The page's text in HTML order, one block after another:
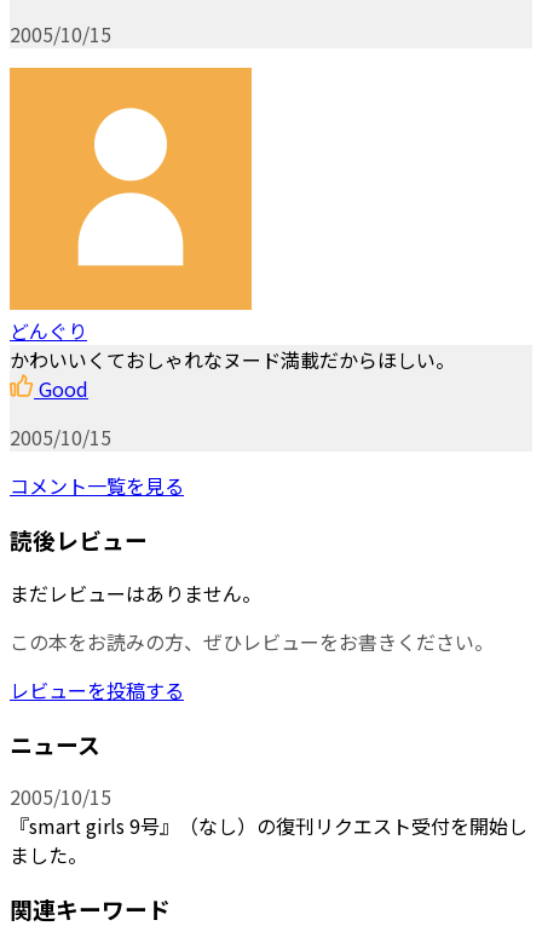
2005/10/15
どんぐり
かわいいくておしゃれなヌード満載だからほしい。
Good
2005/10/15
コメント一覧を見る
読後レビュー
まだレビューはありません。
この本をお読みの方、ぜひレビューをお書きください。
レビューを投稿する
ニュース
2005/10/15
『smart girls 9号』（なし）の復刊リクエスト受付を開始し
ました。
関連キーワード